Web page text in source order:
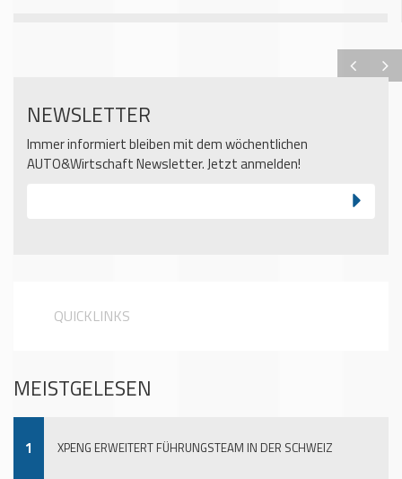
NEWSLETTER
Immer informiert bleiben mit dem wöchentlichen
AUTO&Wirtschaft Newsletter. Jetzt anmelden!
QUICKLINKS
MEISTGELESEN
1 XPENG ERWEITERT FÜHRUNGSTEAM IN DER SCHWEIZ